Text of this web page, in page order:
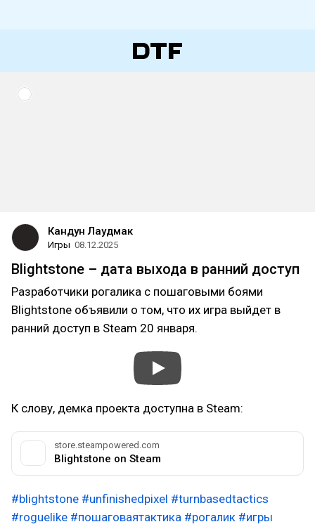
Кандун Лаудмак
Игры 08.12.2025
Blightstone – дата выхода в ранний доступ
Разработчики рогалика с пошаговыми боями
Blightstone объявили о том, что их игра выйдет в
ранний доступ в Steam 20 января.
К слову, демка проекта доступна в Steam:
store.steampowered.com
Blightstone on Steam
#blightstone #unfinishedpixel #turnbasedtactics
#roguelike #пошаговаятактика #рогалик #игры